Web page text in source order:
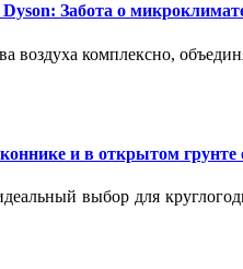
Забота о
воздуха комплексно,
и в открытом грунте
выбор для